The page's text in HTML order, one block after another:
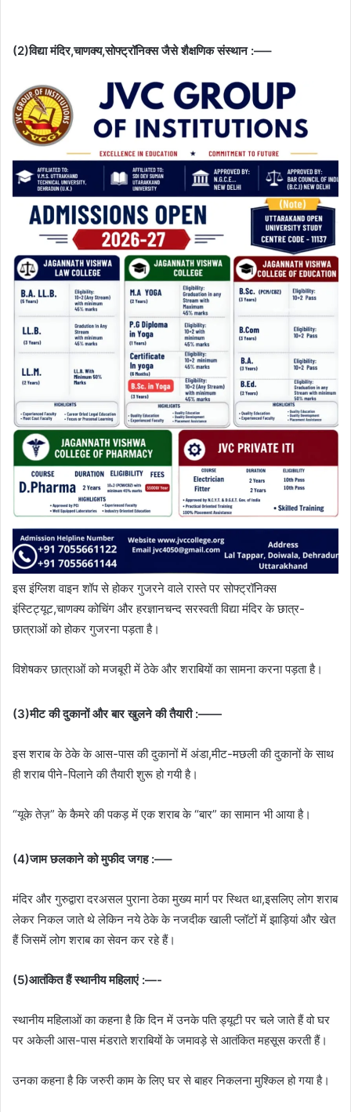
(2)विद्या मंदिर,चाणक्य,सोफ्ट्रॉनिक्स जैसे शैक्षणिक संस्थान :—–
इस इंग्लिश वाइन शॉप से होकर गुजरने वाले रास्ते पर सोफ्ट्रॉनिक्स
इंस्टिट्यूट,चाणक्य कोचिंग और हरज्ञानचन्द सरस्वती विद्या मंदिर के छात्र-
छात्राओं को होकर गुजरना पड़ता है।
विशेषकर छात्राओं को मजबूरी में ठेके और शराबियों का सामना करना पड़ता है।
(3)मीट की दुकानों और बार खुलने की तैयारी :——
इस शराब के ठेके के आस-पास की दुकानों में अंडा,मीट-मछली की दुकानों के साथ
ही शराब पीने-पिलाने की तैयारी शुरू हो गयी है।
“यूके तेज़” के कैमरे की पकड़ में एक शराब के “बार” का सामान भी आया है।
(4)जाम छलकाने को मुफीद जगह :—–
मंदिर और गुरुद्वारा दरअसल पुराना ठेका मुख्य मार्ग पर स्थित था,इसलिए लोग शराब
लेकर निकल जाते थे लेकिन नये ठेके के नजदीक खाली प्लॉटों में झाड़ियां और खेत
हैं जिसमें लोग शराब का सेवन कर रहे हैं।
(5)आतंकित हैं स्थानीय महिलाएं :—-
स्थानीय महिलाओं का कहना है कि दिन में उनके पति ड्यूटी पर चले जाते हैं वो घर
पर अकेली आस-पास मंडराते शराबियों के जमावड़े से आतंकित महसूस करती हैं।
उनका कहना है कि जरुरी काम के लिए घर से बाहर निकलना मुश्किल हो गया है।